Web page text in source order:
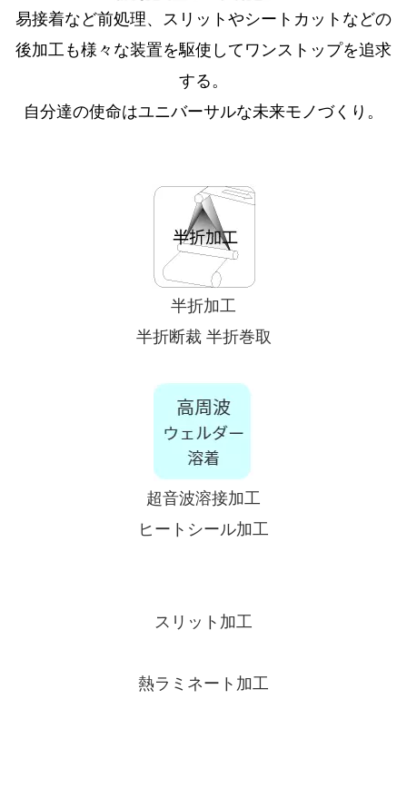
易接着など前処理、スリットやシートカットなどの
後加工も様々な装置を駆使してワンストップを追求
する。
自分達の使命はユニバーサルな未来モノづくり。
半折加工
半折断裁 半折巻取
超音波溶接加工
ヒートシール加工
スリット加工
熱ラミネート加工